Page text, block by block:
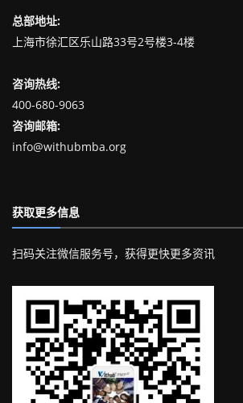
总部地址:
上海市徐汇区乐山路33号2号楼3-4楼
咨询热线:
400-680-9063
咨询邮箱:
info@withubmba.org
获取更多信息
扫码关注微信服务号，获得更快更多资讯